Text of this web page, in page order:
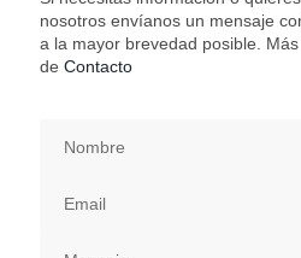
nosotros envíanos un mensaje
a la mayor brevedad posible.
de Contacto